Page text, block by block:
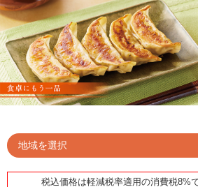
今週の新商品
来週の新商品
商品カテゴリ一覧
セブンプレミアム
食の安全・安心への取組み
サービス
サービストップ
nanacoトップ
マルチコピー機でできること
マルチコピー機でできることトップ
便利なサービス
企業情報
企業情報トップ
ニュースリリース
ごあいさつ
私たちの取組み
サステナビリティ
サステナビリティトップ
地域を選択
税込価格は軽減税率適用の消費税8%